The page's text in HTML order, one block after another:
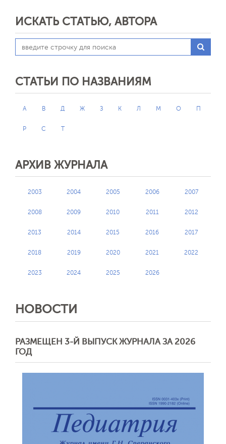
ИСКАТЬ СТАТЬЮ, АВТОРА
СТАТЬИ ПО НАЗВАНИЯМ
А В Д Ж З К Л М О П
Р С Т
АРХИВ ЖУРНАЛА
2003 2004 2005 2006 2007
2008 2009 2010 2011 2012
2013 2014 2015 2016 2017
2018 2019 2020 2021 2022
2023 2024 2025 2026
НОВОСТИ
РАЗМЕЩЕН 3-Й ВЫПУСК ЖУРНАЛА ЗА 2026
ГОД